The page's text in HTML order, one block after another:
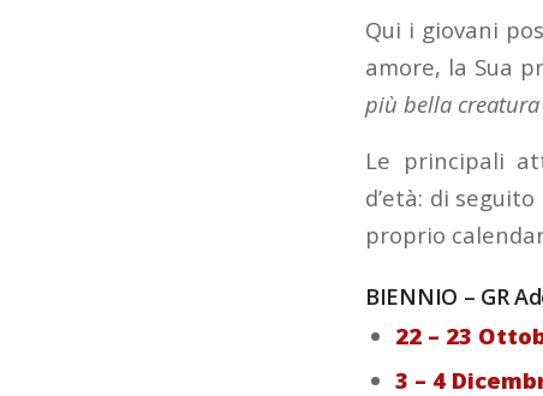
Qui i giovani
amore, la Sua
più bella
Le principali
d’età: di
proprio
BIENNIO – GR
22 – 23
3 – 4